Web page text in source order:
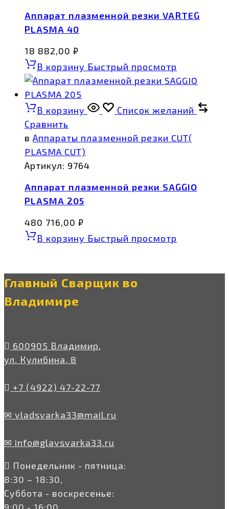
Аппарат плазменной резки VARTEG
PLASMA 40
18 882,00 ₽
В корзину Быстрый просмотр
В корзину
Список желаний
Сравнить
в Аппараты плазменной резки CUT(
PLASMA CUT)
Артикул: 9764
Аппарат плазменной резки SAGGIO
PLASMA 205
480 716,00 ₽
В корзину Быстрый просмотр
Главный Сварщик во
Владимире
600905 Владимир,
ул. Кулибина, 8
+7 (4922) 47-22-77
✉ vladsvarka33@mail.ru
✉ info@glavsvarka33.ru
Понедельник - пятница:
8:30 – 18:30,
Суббота - воскресенье: